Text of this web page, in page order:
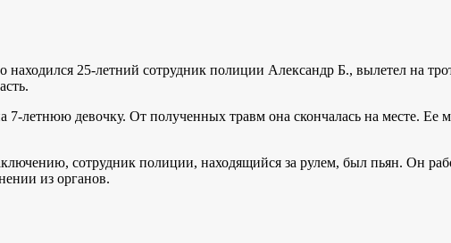
25-летний сотрудник полиции Александр Б., вылетел на
летнюю девочку. От полученных травм она скончалась на месте. Ее
сотрудник полиции, находящийся за рулем, был пьян. Он
из органов.